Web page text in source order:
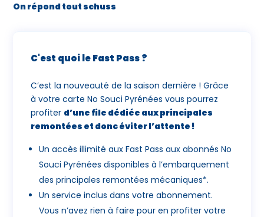
On répond tout schuss
C'est quoi le Fast Pass ?
C’est la nouveauté de la saison dernière ! Grâce
à votre carte No Souci Pyrénées vous pourrez
profiter d’une file dédiée aux principales
remontées et donc éviter l’attente !
Un accès illimité aux Fast Pass aux abonnés No
Souci Pyrénées disponibles à l’embarquement
des principales remontées mécaniques*.
Un service inclus dans votre abonnement.
Vous n’avez rien à faire pour en profiter votre